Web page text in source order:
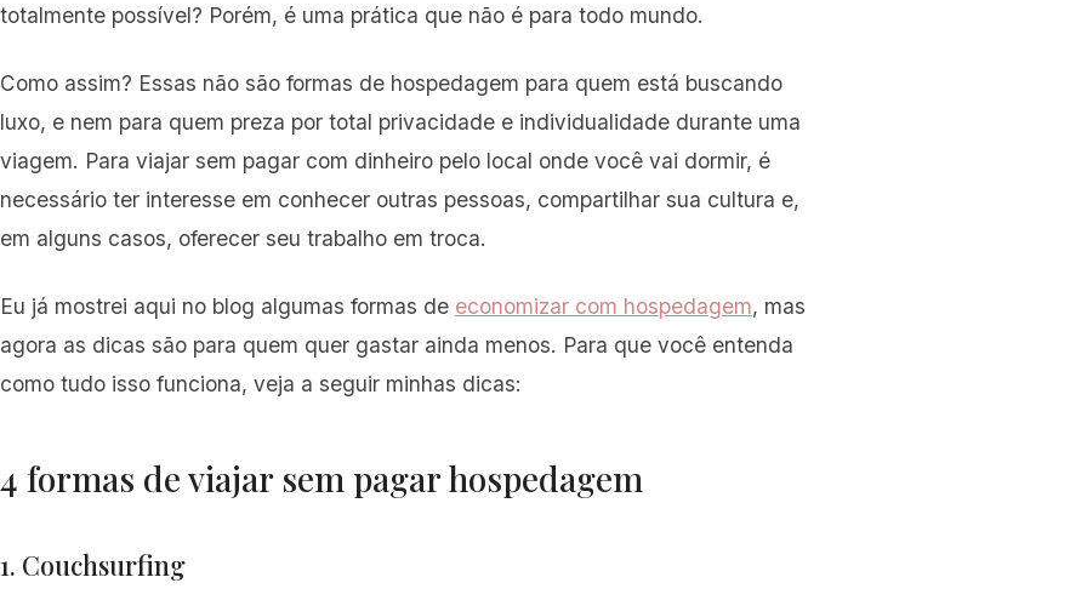
totalmente possível? Porém, é uma prática que não é para todo mundo.
Como assim? Essas não são formas de hospedagem para quem está buscando
luxo, e nem para quem preza por total privacidade e individualidade durante uma
viagem. Para viajar sem pagar com dinheiro pelo local onde você vai dormir, é
necessário ter interesse em conhecer outras pessoas, compartilhar sua cultura e,
em alguns casos, oferecer seu trabalho em troca.
Eu já mostrei aqui no blog algumas formas de economizar com hospedagem, mas
agora as dicas são para quem quer gastar ainda menos. Para que você entenda
como tudo isso funciona, veja a seguir minhas dicas:
4 formas de viajar sem pagar hospedagem
1. Couchsurfing